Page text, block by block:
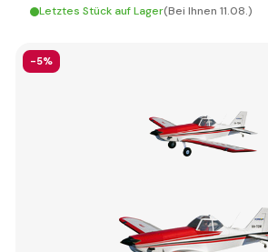
Letztes Stück auf Lager(Bei Ihnen 11.08.)
-5%